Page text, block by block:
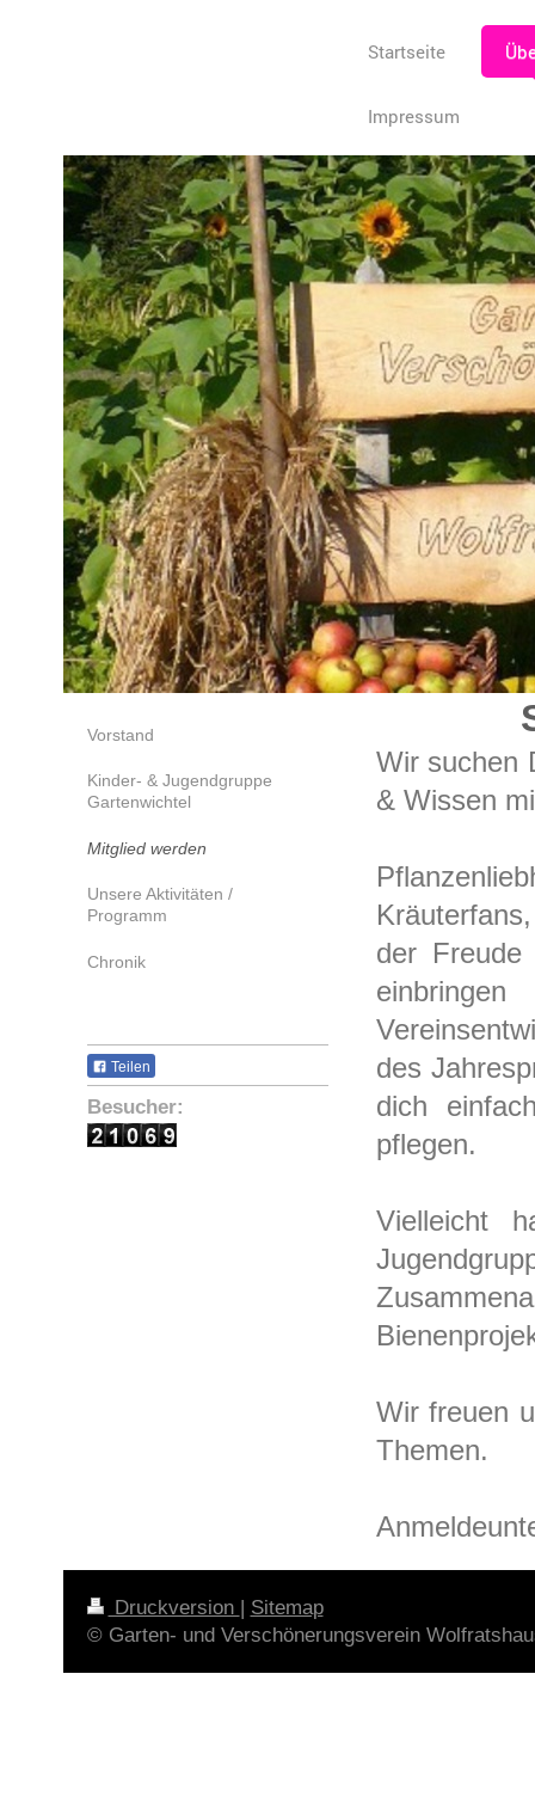
Startseite
Impressum
Wir suchen
& Wissen
der
des
dich
pflegen.
Vielleicht
Wir freuen
Themen.
Vorstand
Kinder- & Jugendgruppe
Gartenwichtel
Mitglied werden
Unsere Aktivitäten /
Programm
Chronik
Teilen
Besucher:
Druckversion | Sitemap
© Garten- und Verschönerungsverein